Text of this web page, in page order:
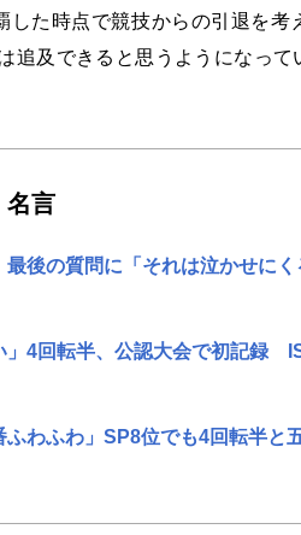
た時点で競技からの引退を考
追及できると思うようになって
名言
後の質問に「それは泣かせに
」4回転半、公認大会で初記録
わふわ」SP8位でも4回転半と